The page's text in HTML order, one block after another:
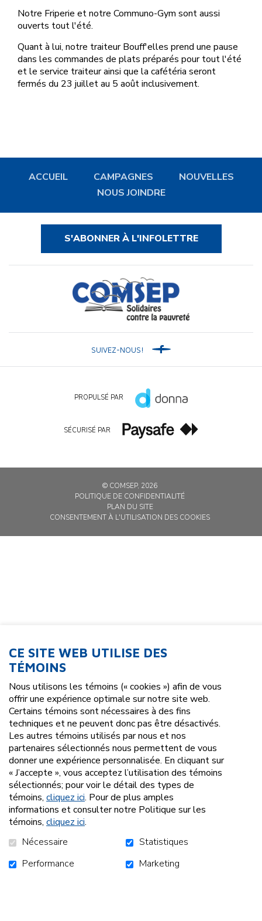
Notre Friperie et notre Communo-Gym sont aussi
ouverts tout l'été.
Quant à lui, notre traiteur Bouff'elles prend une pause
dans les commandes de plats préparés pour tout l'été
et le service traiteur ainsi que la cafétéria seront
fermés du 23 juillet au 5 août inclusivement.
ACCUEIL CAMPAGNES
NOUVELLES
NOUS JOINDRE
S'ABONNER À L'INFOLETTRE
SUIVEZ-NOUS! Facebook
PROPULSÉ PAR
SÉCURISÉ PAR
© COMSEP, 2026
POLITIQUE DE CONFIDENTIALITÉ
PLAN DU SITE
CONSENTEMENT À L'UTILISATION DES COOKIES
CE SITE WEB UTILISE DES
TÉMOINS
Nous utilisons les témoins (« cookies ») afin de vous
offrir une expérience optimale sur notre site web.
Certains témoins sont nécessaires à des fins
techniques et ne peuvent donc pas être désactivés.
Les autres témoins utilisés par nous et nos
partenaires sélectionnés nous permettent de vous
donner une expérience personnalisée. En cliquant sur
« J’accepte », vous acceptez l’utilisation des témoins
sélectionnés; pour voir le détail des types de
témoins, cliquez ici. Pour de plus amples
informations et consulter notre Politique sur les
témoins, cliquez ici.
Nécessaire
Statistiques
Performance
Marketing